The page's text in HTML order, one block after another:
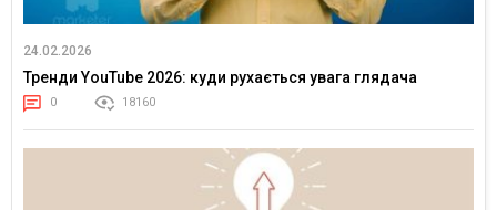
24.02.2026
Тренди YouTube 2026: куди рухається увага глядача
0 18160